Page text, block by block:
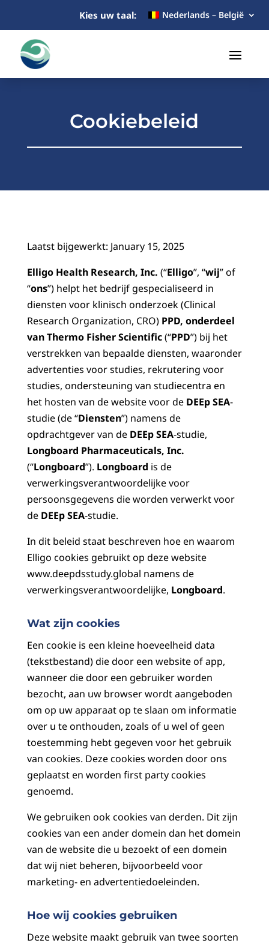
Kies uw taal: Nederlands – België
Cookiebeleid
Laatst bijgewerkt: January 15, 2025
Elligo Health Research, Inc. (“Elligo”, “wij” of
“ons”) helpt het bedrijf gespecialiseerd in
diensten voor klinisch onderzoek (Clinical
Research Organization, CRO) PPD, onderdeel
van Thermo Fisher Scientific(“PPD”) bij het
verstrekken van bepaalde diensten, waaronder
advertenties voor studies, rekrutering voor
studies, ondersteuning van studiecentra en
het hosten van de website voor de DEEp SEA-
studie (de “Diensten”) namens de
opdrachtgever van de DEEp SEA-studie,
Longboard Pharmaceuticals, Inc.
(“Longboard”). Longboard is de
verwerkingsverantwoordelijke voor
persoonsgegevens die worden verwerkt voor
de DEEp SEA-studie.
In dit beleid staat beschreven hoe en waarom
Elligo cookies gebruikt op deze website
www.deepdsstudy.global namens de
verwerkingsverantwoordelijke, Longboard.
Wat zijn cookies
Een cookie is een kleine hoeveelheid data
(tekstbestand) die door een website of app,
wanneer die door een gebruiker worden
bezocht, aan uw browser wordt aangeboden
om op uw apparaat op te slaan om informatie
over u te onthouden, zoals of u wel of geen
toestemming hebt gegeven voor het gebruik
van cookies. Deze cookies worden door ons
geplaatst en worden first party cookies
genoemd.
We gebruiken ook cookies van derden. Dit zijn
cookies van een ander domein dan het domein
van de website die u bezoekt of een domein
dat wij niet beheren, bijvoorbeeld voor
marketing- en advertentiedoeleinden.
Hoe wij cookies gebruiken
Deze website maakt gebruik van twee soorten